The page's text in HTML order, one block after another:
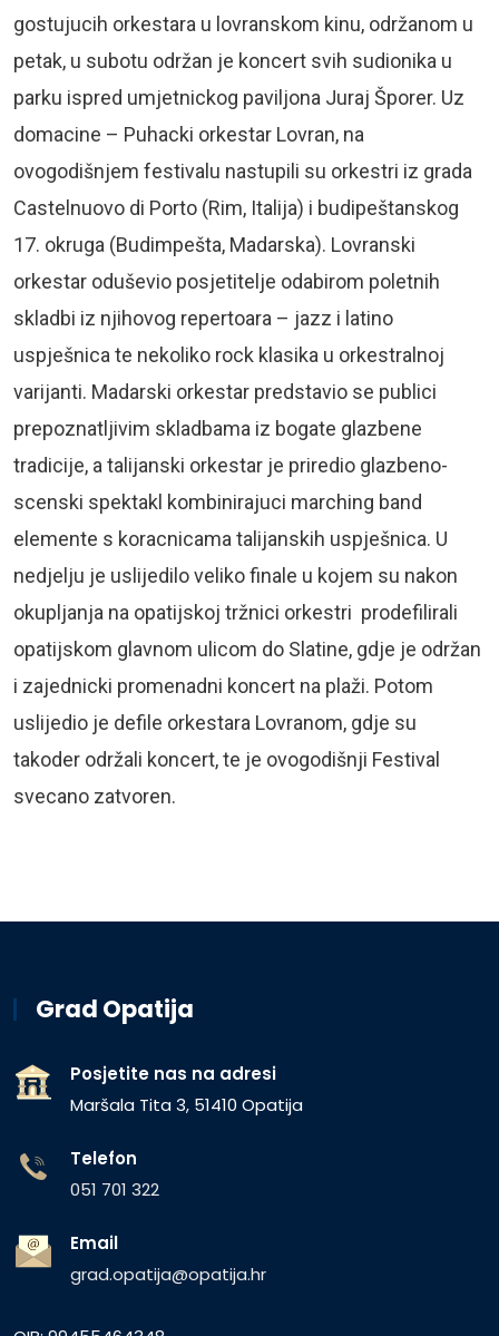
gostujucih orkestara u lovranskom kinu, održanom u
petak, u subotu održan je koncert svih sudionika u
parku ispred umjetnickog paviljona Juraj Šporer. Uz
domacine – Puhacki orkestar Lovran, na
ovogodišnjem festivalu nastupili su orkestri iz grada
Castelnuovo di Porto (Rim, Italija) i budipeštanskog
17. okruga (Budimpešta, Madarska). Lovranski
orkestar oduševio posjetitelje odabirom poletnih
skladbi iz njihovog repertoara – jazz i latino
uspješnica te nekoliko rock klasika u orkestralnoj
varijanti. Madarski orkestar predstavio se publici
prepoznatljivim skladbama iz bogate glazbene
tradicije, a talijanski orkestar je priredio glazbeno-
scenski spektakl kombinirajuci marching band
elemente s koracnicama talijanskih uspješnica. U
nedjelju je uslijedilo veliko finale u kojem su nakon
okupljanja na opatijskoj tržnici orkestri prodefilirali
opatijskom glavnom ulicom do Slatine, gdje je održan
i zajednicki promenadni koncert na plaži. Potom
uslijedio je defile orkestara Lovranom, gdje su
takoder održali koncert, te je ovogodišnji Festival
svecano zatvoren.
Grad Opatija
Posjetite nas na adresi
Maršala Tita 3, 51410 Opatija
Telefon
051 701 322
Email
grad.opatija@opatija.hr